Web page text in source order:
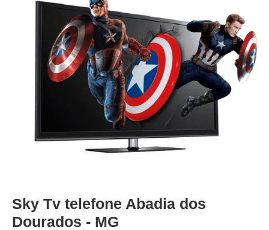
Sky Tv telefone Abadia dos
Dourados - MG